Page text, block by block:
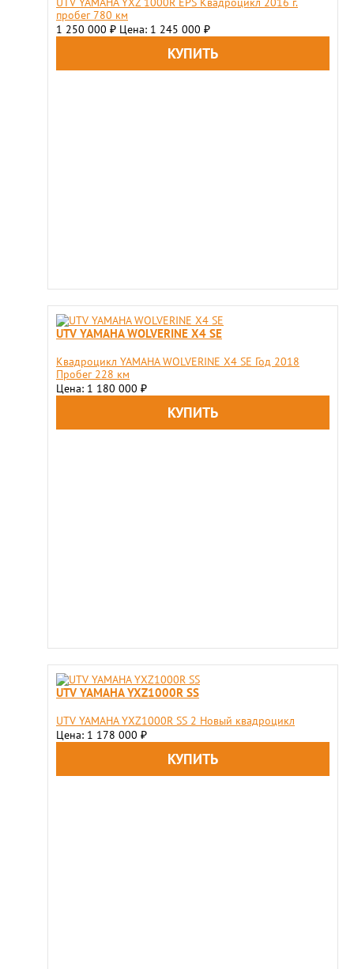
пробег 780 км
1 250 000 ₽ Цена: 1 245 000 ₽
UTV YAMAHA WOLVERINE X4 SE
Квадроцикл YAMAHA WOLVERINE X4 SE Год 2018
Пробег 228 км
Цена: 1 180 000 ₽
UTV YAMAHA YXZ1000R SS
UTV YAMAHA YXZ1000R SS 2 Новый квадроцикл
Цена: 1 178 000 ₽